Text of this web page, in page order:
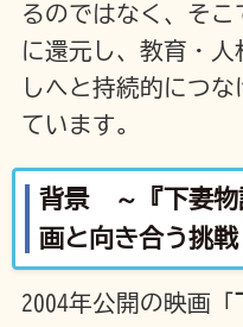
るのではなく、そ
に還元し、教育・人
しへと持続的につ
ています。
背景 ～『下妻物
画と向き合う挑戦
2004年公開の映画「